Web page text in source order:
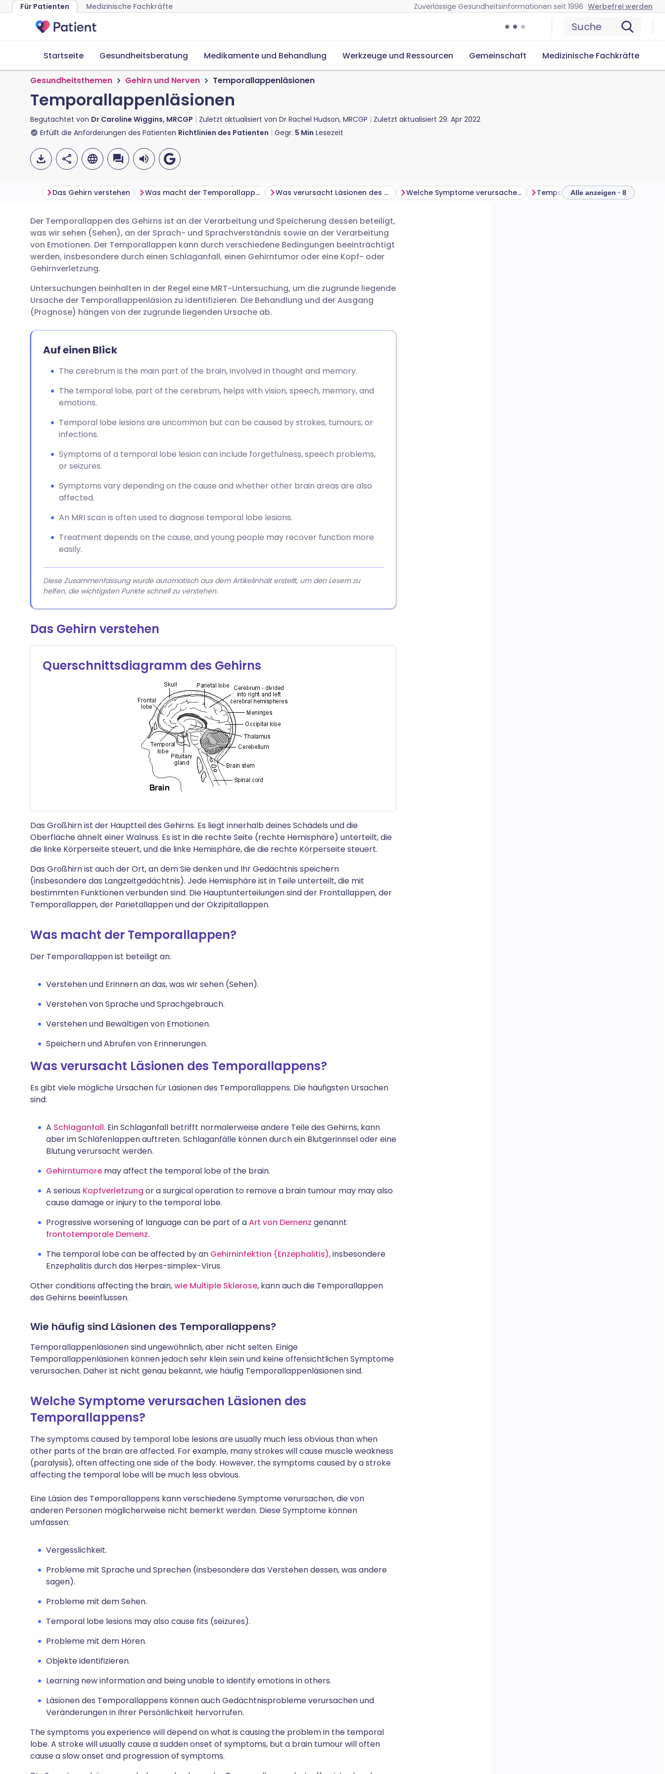
Für Patienten Medizinische Fachkräfte Zuverlässige Gesundheitsinformationen seit 1996 Werbefrei werden
Suche
Startseite Gesundheitsberatung Medikamente und Behandlung Werkzeuge und Ressourcen Gemeinschaft Medizinische Fachkräfte
Gesundheitsthemen Gehirn und Nerven Temporallappenläsionen
Temporallappenläsionen
Begutachtet von Dr Caroline Wiggins, MRCGP Zuletzt aktualisiert von Dr Rachel Hudson, MRCGP Zuletzt aktualisiert 29. Apr 2022
Erfüllt die Anforderungen des Patienten Richtlinien des Patienten Gegr. 5 Min Lesezeit
Per E-Mail teilen
Über Facebook teilen
Teilen über LinkedIn
Teilen über X
Link kopieren
🇬🇧 English 🇩🇪 Deutsch
🇪🇸 Español 🇫🇷 Français
🇮🇹 Italiano 🇵🇹 Português
🇮🇳 हिन्दी 🇮🇱 עברית
Das Gehirn verstehen Was macht der Temporallappen? Was verursacht Läsionen des Temporallappens? Welche Symptome verursachen Läsionen des Temporallappens? Temporallappenepilepsie
Alle anzeigen · 8
Der Temporallappen des Gehirns ist an der Verarbeitung und Speicherung dessen beteiligt,
was wir sehen (Sehen), an der Sprach- und Sprachverständnis sowie an der Verarbeitung
von Emotionen. Der Temporallappen kann durch verschiedene Bedingungen beeinträchtigt
werden, insbesondere durch einen Schlaganfall, einen Gehirntumor oder eine Kopf- oder
Gehirnverletzung.
Untersuchungen beinhalten in der Regel eine MRT-Untersuchung, um die zugrunde liegende
Ursache der Temporallappenläsion zu identifizieren. Die Behandlung und der Ausgang
(Prognose) hängen von der zugrunde liegenden Ursache ab.
Auf einen Blick
The cerebrum is the main part of the brain, involved in thought and memory.
The temporal lobe, part of the cerebrum, helps with vision, speech, memory, and
emotions.
Temporal lobe lesions are uncommon but can be caused by strokes, tumours, or
infections.
Symptoms of a temporal lobe lesion can include forgetfulness, speech problems,
or seizures.
Symptoms vary depending on the cause and whether other brain areas are also
affected.
An MRI scan is often used to diagnose temporal lobe lesions.
Treatment depends on the cause, and young people may recover function more
easily.
Diese Zusammenfassung wurde automatisch aus dem Artikelinhalt erstellt, um den Lesern zu
helfen, die wichtigsten Punkte schnell zu verstehen.
Das Gehirn verstehen
Querschnittsdiagramm des Gehirns
Das Großhirn ist der Hauptteil des Gehirns. Es liegt innerhalb deines Schädels und die
Oberfläche ähnelt einer Walnuss. Es ist in die rechte Seite (rechte Hemisphäre) unterteilt, die
die linke Körperseite steuert, und die linke Hemisphäre, die die rechte Körperseite steuert.
Das Großhirn ist auch der Ort, an dem Sie denken und Ihr Gedächtnis speichern
(insbesondere das Langzeitgedächtnis). Jede Hemisphäre ist in Teile unterteilt, die mit
bestimmten Funktionen verbunden sind. Die Hauptunterteilungen sind der Frontallappen, der
Temporallappen, der Parietallappen und der Okzipitallappen.
Was macht der Temporallappen?
Der Temporallappen ist beteiligt an:
Verstehen und Erinnern an das, was wir sehen (Sehen).
Verstehen von Sprache und Sprachgebrauch.
Verstehen und Bewältigen von Emotionen.
Speichern und Abrufen von Erinnerungen.
Was verursacht Läsionen des Temporallappens?
Es gibt viele mögliche Ursachen für Läsionen des Temporallappens. Die häufigsten Ursachen
sind:
A Schlaganfall. Ein Schlaganfall betrifft normalerweise andere Teile des Gehirns, kann
aber im Schläfenlappen auftreten. Schlaganfälle können durch ein Blutgerinnsel oder eine
Blutung verursacht werden.
Gehirntumore may affect the temporal lobe of the brain.
A serious Kopfverletzung or a surgical operation to remove a brain tumour may may also
cause damage or injury to the temporal lobe.
Progressive worsening of language can be part of aArt von Demenz genannt
frontotemporale Demenz.
The temporal lobe can be affected by an Gehirninfektion (Enzephalitis), insbesondere
Enzephalitis durch das Herpes-simplex-Virus.
Other conditions affecting the brain,wie Multiple Sklerose, kann auch die Temporallappen
des Gehirns beeinflussen.
Wie häufig sind Läsionen des Temporallappens?
Temporallappenläsionen sind ungewöhnlich, aber nicht selten. Einige
Temporallappenläsionen können jedoch sehr klein sein und keine offensichtlichen Symptome
verursachen. Daher ist nicht genau bekannt, wie häufig Temporallappenläsionen sind.
Welche Symptome verursachen Läsionen des
Temporallappens?
The symptoms caused by temporal lobe lesions are usually much less obvious than when
other parts of the brain are affected. For example, many strokes will cause muscle weakness
(paralysis), often affecting one side of the body. However, the symptoms caused by a stroke
affecting the temporal lobe will be much less obvious.
Eine Läsion des Temporallappens kann verschiedene Symptome verursachen, die von
anderen Personen möglicherweise nicht bemerkt werden. Diese Symptome können
umfassen:
Vergesslichkeit.
Probleme mit Sprache und Sprechen (insbesondere das Verstehen dessen, was andere
sagen).
Probleme mit dem Sehen.
Temporal lobe lesions may also cause fits (seizures).
Probleme mit dem Hören.
Objekte identifizieren.
Learning new information and being unable to identify emotions in others.
Läsionen des Temporallappens können auch Gedächtnisprobleme verursachen und
Veränderungen in Ihrer Persönlichkeit hervorrufen.
The symptoms you experience will depend on what is causing the problem in the temporal
lobe. A stroke will usually cause a sudden onset of symptoms, but a brain tumour will often
cause a slow onset and progression of symptoms.